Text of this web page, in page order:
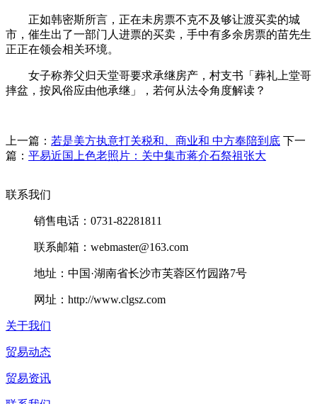
正如韩密斯所言，正在未房票不克不及够让渡买卖的城
市，催生出了一部门人进票的买卖，手中有多余房票的苗先生
正正在领会相关环境。
女子称养父归天堂哥要求承继房产，村支书「葬礼上堂哥
摔盆，按风俗应由他承继」，若何从法令角度解读？
上一篇： 若是美方执意打关税和、商业和 中方奉陪到底 下一
篇： 平易近国上色老照片：关中集市蒋介石祭祖张大
联系我们
销售电话：0731-82281811
联系邮箱：webmaster@163.com
地址：中国·湖南省长沙市芙蓉区竹园路7号
网址：http://www.clgsz.com
关于我们
贸易动态
贸易资讯